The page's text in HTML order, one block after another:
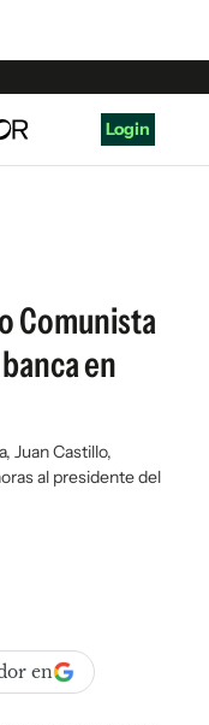
Login
Comunista
en
Juan Castillo,
al presidente del
en